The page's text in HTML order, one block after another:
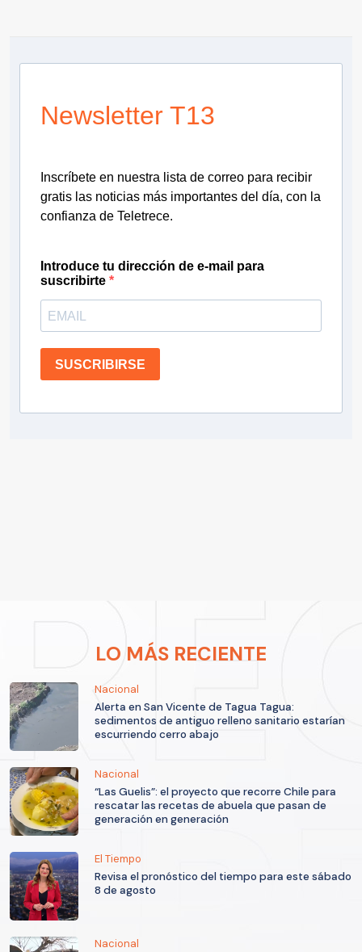
Newsletter T13
Inscríbete en nuestra lista de correo para recibir
gratis las noticias más importantes del día, con la
confianza de Teletrece.
Introduce tu dirección de e-mail para
suscribirte
SUSCRIBIRSE
LO MÁS RECIENTE
Nacional
Alerta en San Vicente de Tagua Tagua:
sedimentos de antiguo relleno sanitario estarían
escurriendo cerro abajo
Nacional
“Las Guelis”: el proyecto que recorre Chile para
rescatar las recetas de abuela que pasan de
generación en generación
El Tiempo
Revisa el pronóstico del tiempo para este sábado
8 de agosto
Nacional